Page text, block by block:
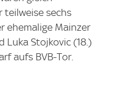
teilweise sechs
ehemalige Mainzer
Luka Stojkovic (18.)
aufs BVB-Tor.